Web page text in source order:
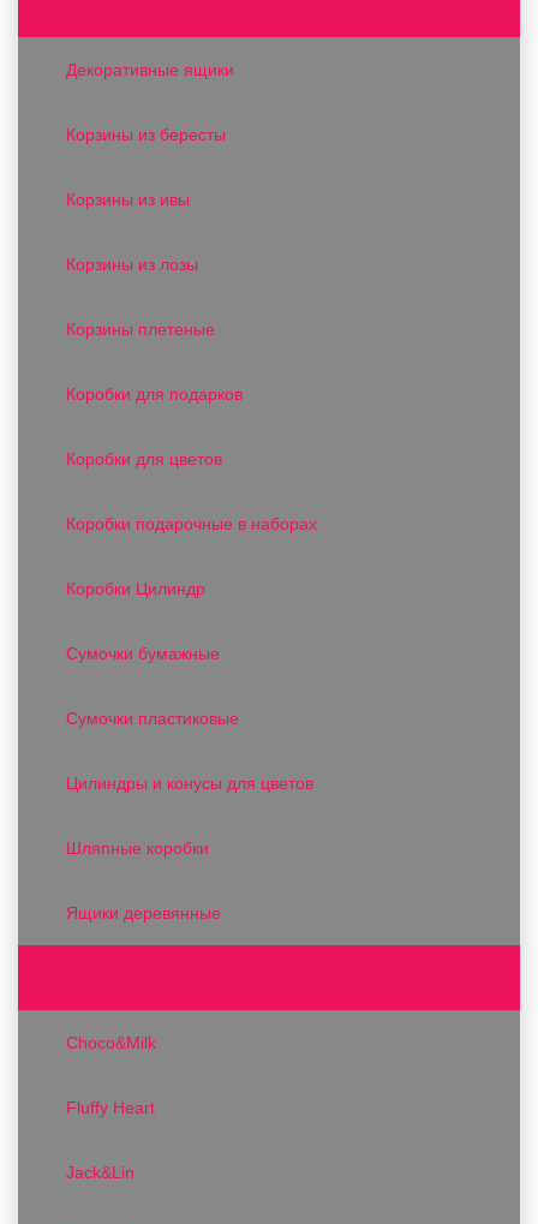
Декоративные ящики
Корзины из бересты
Корзины из ивы
Корзины из лозы
Корзины плетеные
Коробки для подарков
Коробки для цветов
Коробки подарочные в наборах
Коробки Цилиндр
Сумочки бумажные
Сумочки пластиковые
Цилиндры и конусы для цветов
Шляпные коробки
Ящики деревянные
Choco&Milk
Fluffy Heart
Jack&Lin